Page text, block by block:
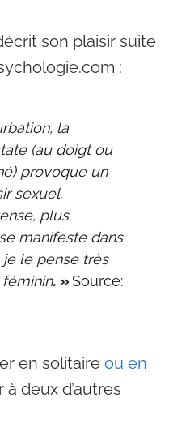
son plaisir suite
:
la
(au doigt ou
provoque un
sexuel.
plus
manifestedans
le pense très
féminin. »Source:
en solitaire ou en
deux d’autres